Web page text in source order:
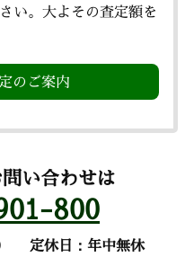
い。大よその査定額を
のご案内
い合わせは
800
定休日：年中無休